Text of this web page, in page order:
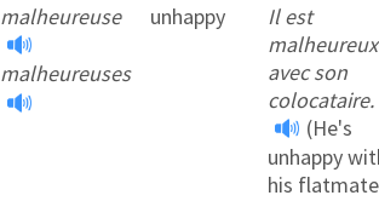
malheureuse
malheureuses
unhappy
Il est
malheureux
avec son
colocataire.
(He's
unhappy
his